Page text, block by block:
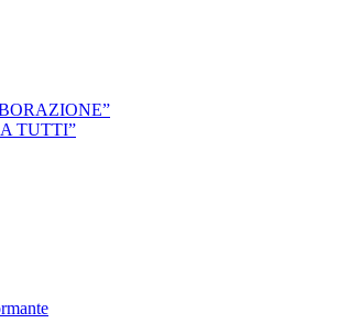
A TUTTI”